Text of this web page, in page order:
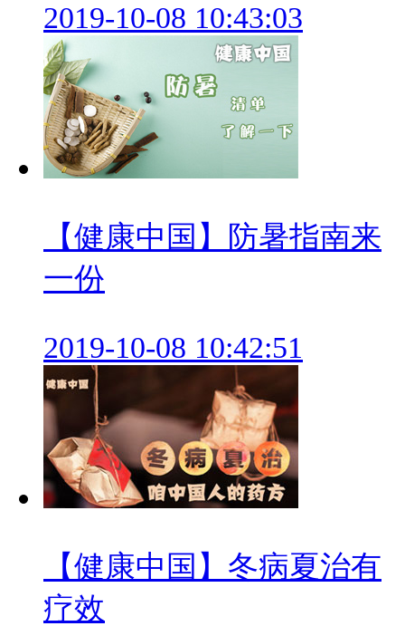
2019-10-08 10:43:03
【健康中国】防暑指南来
一份
2019-10-08 10:42:51
【健康中国】冬病夏治有
疗效